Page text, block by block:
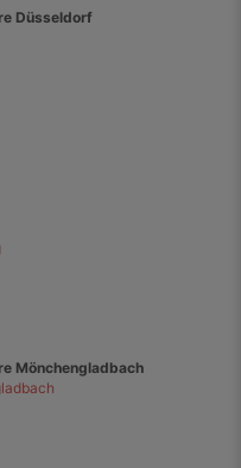
Düsseldorf
Mönchengladbach